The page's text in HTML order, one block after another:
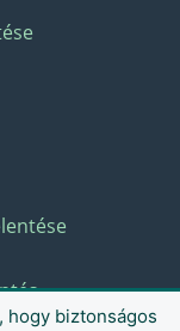
hogy biztonságos